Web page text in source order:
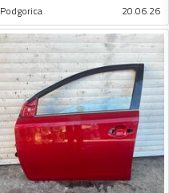
Podgorica 20.06.26